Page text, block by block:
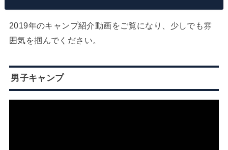
2019年のキャンプ紹介動画をご覧になり、少しでも雰
囲気を掴んでください。
男子キャンプ